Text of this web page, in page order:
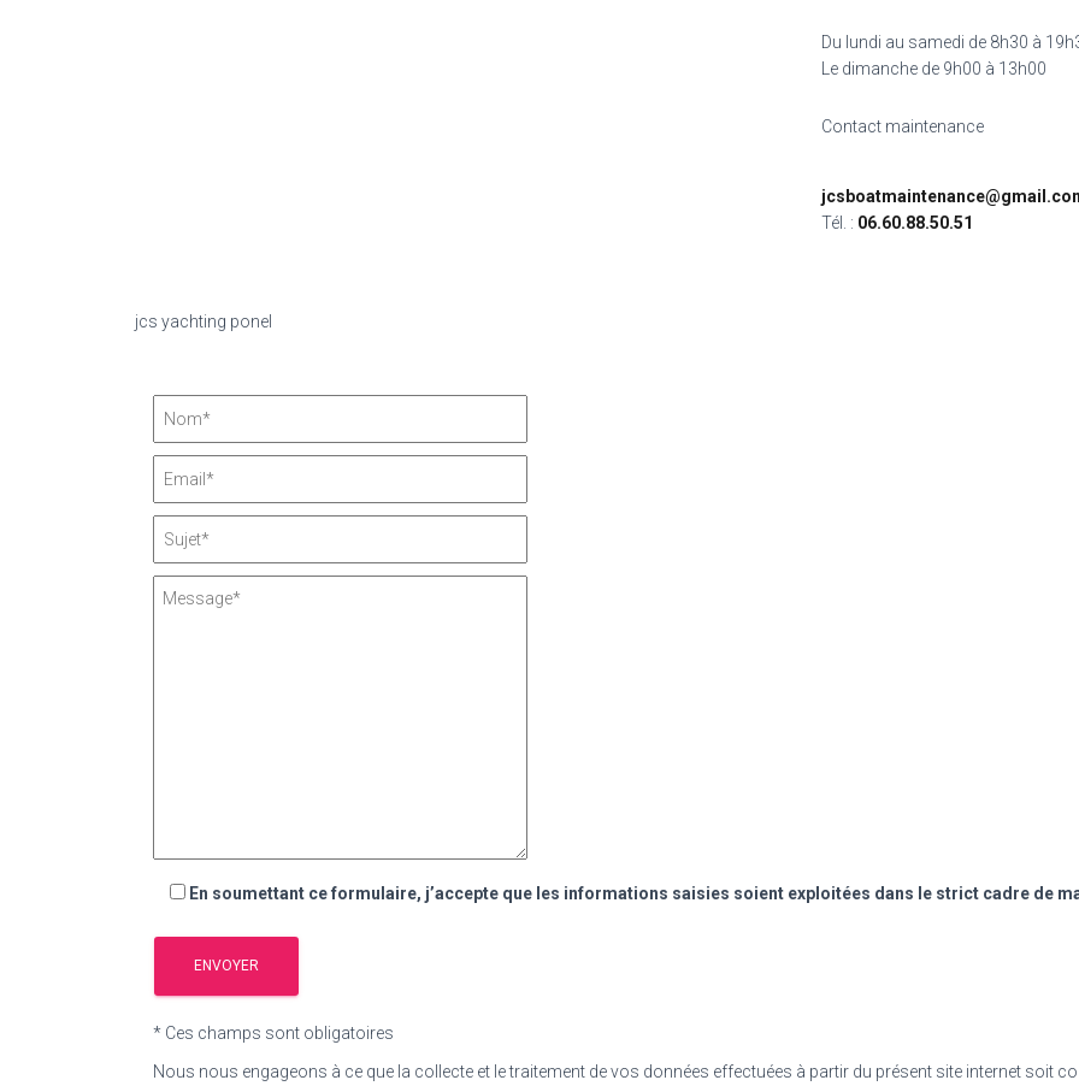
Du lundi au samedi de 8h30 à
Le dimanche de 9h00 à 13h00
Contact maintenance
Tél. : 06.60.88.50.51
jcs yachting ponel
En soumettant ce formulaire, j’accepte que les informations saisies soient exploitées dans le strict cadre de
* Ces champs sont obligatoires
Nous nous engageons à ce que la collecte et le traitement de vos données effectuées à partir du présent site internet soit